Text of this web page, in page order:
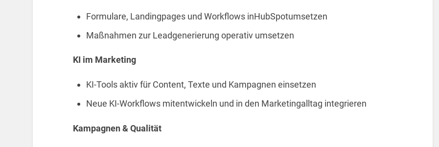
Formulare, Landingpages und Workflows inHubSpotumsetzen
Maßnahmen zur Leadgenerierung operativ umsetzen
KI im Marketing
KI-Tools aktiv für Content, Texte und Kampagnen einsetzen
Neue KI-Workflows mitentwickeln und in den Marketingalltag integrieren
Kampagnen & Qualität